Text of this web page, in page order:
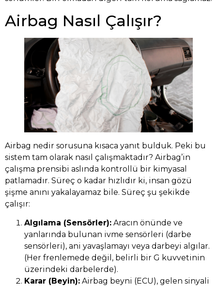
Airbag Nasıl Çalışır?
Airbag nedir sorusuna kısaca yanıt bulduk. Peki bu
sistem tam olarak nasıl çalışmaktadır? Airbag’in
çalışma prensibi aslında kontrollü bir kimyasal
patlamadır. Süreç o kadar hızlıdır ki, insan gözü
şişme anını yakalayamaz bile. Süreç şu şekikde
çalışır:
Algılama (Sensörler): Aracın önünde ve
yanlarında bulunan ivme sensörleri (darbe
sensörleri), ani yavaşlamayı veya darbeyi algılar.
(Her frenlemede değil, belirli bir G kuvvetinin
üzerindeki darbelerde).
Karar (Beyin): Airbag beyni (ECU), gelen sinyali